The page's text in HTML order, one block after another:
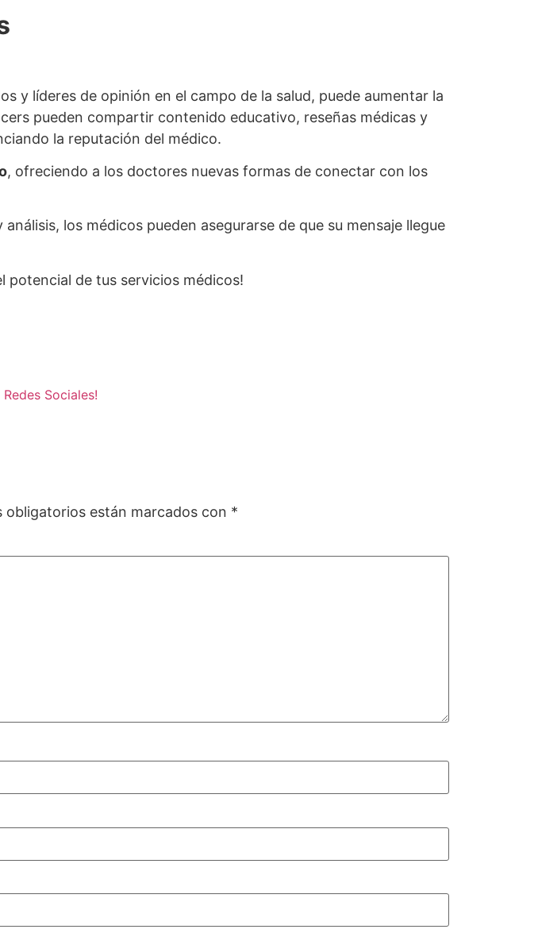
y líderes de opinión en el campo de la salud, puede aumentar la
pueden compartir contenido educativo, reseñas médicas y
la reputación del médico.
, ofreciendo a los doctores nuevas formas de conectar con los
los médicos pueden asegurarse de que su mensaje llegue
potencial de tus servicios médicos!
Sociales!
obligatorios están marcados con *